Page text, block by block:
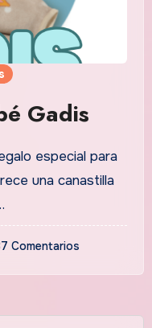
Gadis
una canastilla
Comentarios